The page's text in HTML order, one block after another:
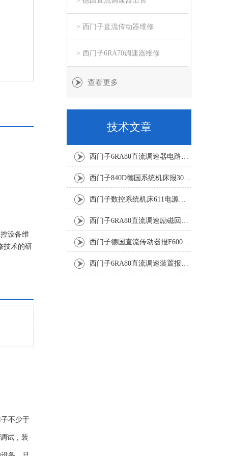
设备维
技术的研
不少于
试，装
> 西门子直流传动器维修
> 西门子6RA70调速器维修
查看更多
技术文章
西门子6RA80直流调速器电路板坏销售修理单位
西门子840D德国系统机床报300501修复解决
西门子数控系统机床611电源模块灯不显示修复解决
西门子6RA80直流调速励磁回路坏报F60005修复排除
西门子德国直流传动器报F60067高温报警修复排除方法
西门子6RA80直流调速装置报F60035修复排除方法